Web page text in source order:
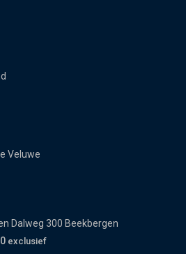
Veluwe
Dalweg 300 Beekbergen
exclusief